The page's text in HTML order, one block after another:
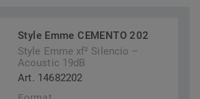
Style Emme CEMENTO 202
Style Emme xf² Silencio –
Acoustic 19dB
Art. 14682202